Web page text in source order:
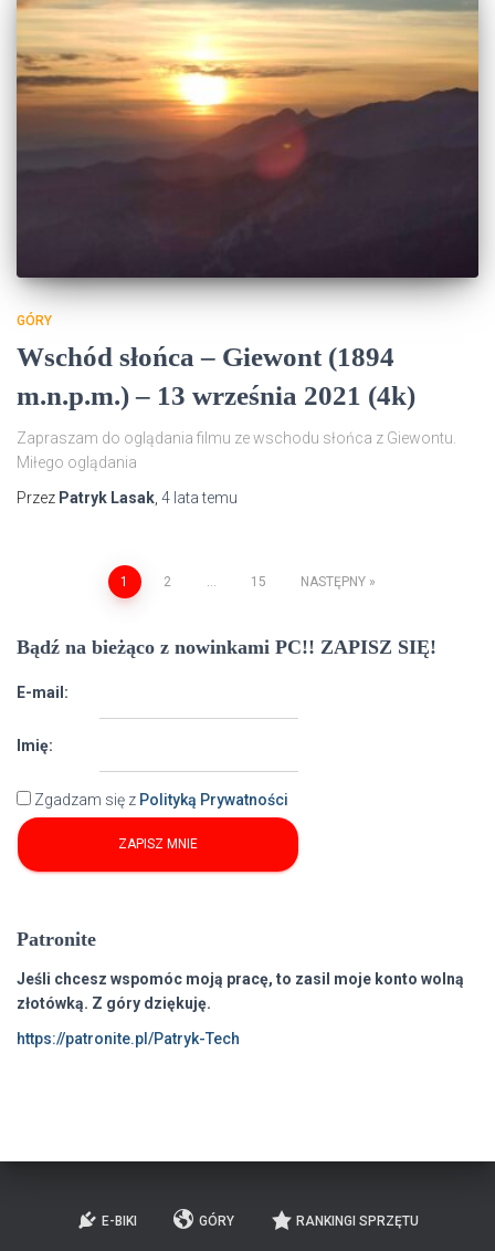
GÓRY
Wschód słońca – Giewont (1894
m.n.p.m.) – 13 września 2021 (4k)
Zapraszam do oglądania filmu ze wschodu słońca z Giewontu.
Miłego oglądania
Przez Patryk Lasak 4 latatemu
Nawigacja
po
wpisach
1 2 15 NASTĘPNY
Bądź na bieżąco z nowinkami PC!! ZAPISZ SIĘ!
E-mail:
Imię:
Zgadzam się z Polityką Prywatności
Patronite
Jeśli chcesz wspomóc moją pracę, to zasil moje konto wolną
złotówką. Z góry dziękuję.
https://patronite.pl/Patryk-Tech
E-BIKI GÓRY RANKINGI SPRZĘTU